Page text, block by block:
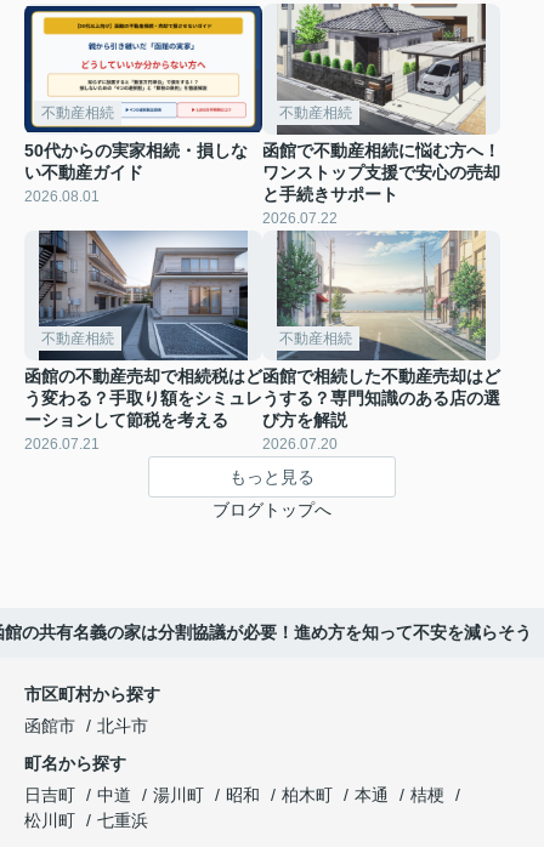
不動産相続
50代からの実家相続・損しな
い不動産ガイド
2026.08.01
不動産相続
函館で不動産相続に悩む方へ！
ワンストップ支援で安心の売却
と手続きサポート
2026.07.22
不動産相続
函館の不動産売却で相続税はど
う変わる？手取り額をシミュレ
ーションして節税を考える
2026.07.21
不動産相続
函館で相続した不動産売却はど
うする？専門知識のある店の選
び方を解説
2026.07.20
もっと見る
ブログトップへ
館の共有名義の家は分割協議が必要！進め方を知って不安を減らそう
市区町村から探す
函館市
北斗市
町名から探す
日吉町
中道 湯川町 昭和 柏木町 本通
桔梗
松川町
七重浜